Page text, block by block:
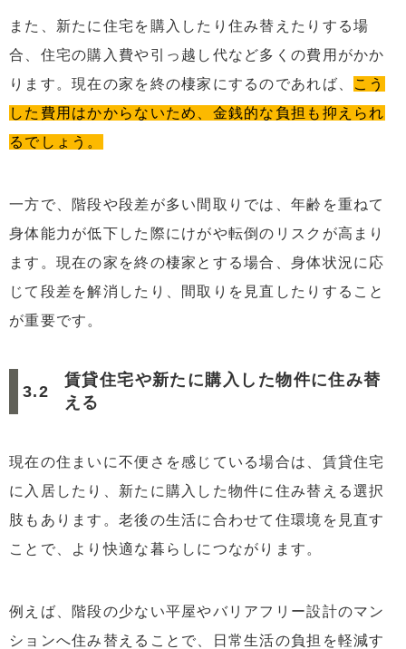
また、新たに住宅を購入したり住み替えたりする場
合、住宅の購入費や引っ越し代など多くの費用がかか
ります。現在の家を終の棲家にするのであれば、
こう
した費用はかからないため、金銭的な負担も抑えられ
るでしょう。
一方で、階段や段差が多い間取りでは、年齢を重ねて
身体能力が低下した際にけがや転倒のリスクが高まり
ます。現在の家を終の棲家とする場合、身体状況に応
じて段差を解消したり、間取りを見直したりすること
が重要です。
賃貸住宅や新たに購入した物件に住み替
える
現在の住まいに不便さを感じている場合は、賃貸住宅
に入居したり、新たに購入した物件に住み替える選択
肢もあります。老後の生活に合わせて住環境を見直す
ことで、より快適な暮らしにつながります。
例えば、階段の少ない平屋やバリアフリー設計のマン
ションへ住み替えることで、日常生活の負担を軽減す